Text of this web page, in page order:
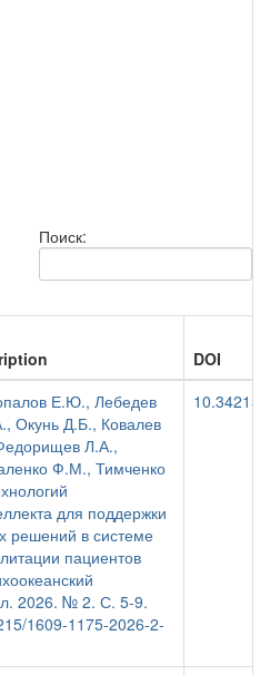
Поиск:
DOI
Е.Ю., Лебедев
Окунь Д.Б., Ковалев
Л.А.,
Ф.М., Тимченко
для поддержки
решений в системе
пациентов
2026. № 2. С. 5-9.
1609-1175-2026-2-